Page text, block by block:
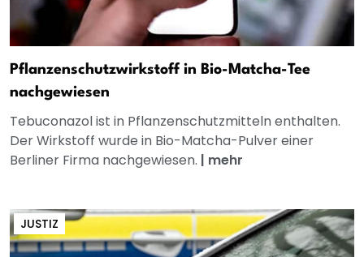
Pflanzenschutzwirkstoff in Bio-Matcha-Tee
nachgewiesen
Tebuconazol ist in Pflanzenschutzmitteln enthalten.
Der Wirkstoff wurde in Bio-Matcha-Pulver einer
Berliner Firma nachgewiesen. | mehr
JUSTIZ